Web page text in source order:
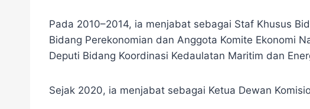
Pada 2010–2014, ia menjabat sebagai Staf Khusus
Bidang Perekonomian dan Anggota Komite Ekonomi
Deputi Bidang Koordinasi Kedaulatan Maritim dan
Sejak 2020, ia menjabat sebagai Ketua Dewan